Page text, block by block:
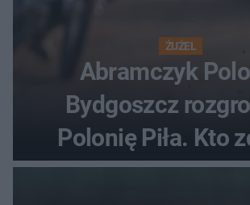
ŻUŻEL
Abramczyk
Bydgoszcz
Polonię Piła. Kto
najwięcej